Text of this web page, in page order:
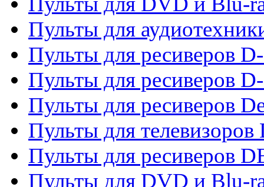
Пульты для
Пульты для ресиверов
Пульты для ресиверов
Пульты для ресиверов
Пульты для телевизоров
Пульты для ресиверов
Пульты для DVD и Blu-